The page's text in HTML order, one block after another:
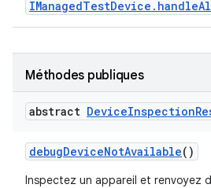
Méthodes publiques
abstract DeviceInspection
debugDeviceNotAvailable()
Inspectez un appareil et renvoyez